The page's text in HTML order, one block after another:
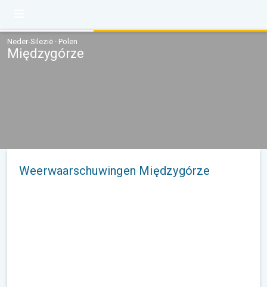
Neder-Silezië · Polen
Międzygórze
Weerwaarschuwingen Międzygórze